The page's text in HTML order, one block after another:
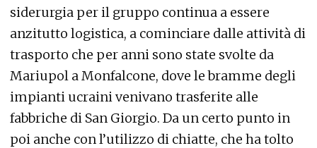
siderurgia per il gruppo continua a essere
anzitutto logistica, a cominciare dalle attività di
trasporto che per anni sono state svolte da
Mariupol a Monfalcone, dove le bramme degli
impianti ucraini venivano trasferite alle
fabbriche di San Giorgio. Da un certo punto in
poi anche con l’utilizzo di chiatte, che ha tolto